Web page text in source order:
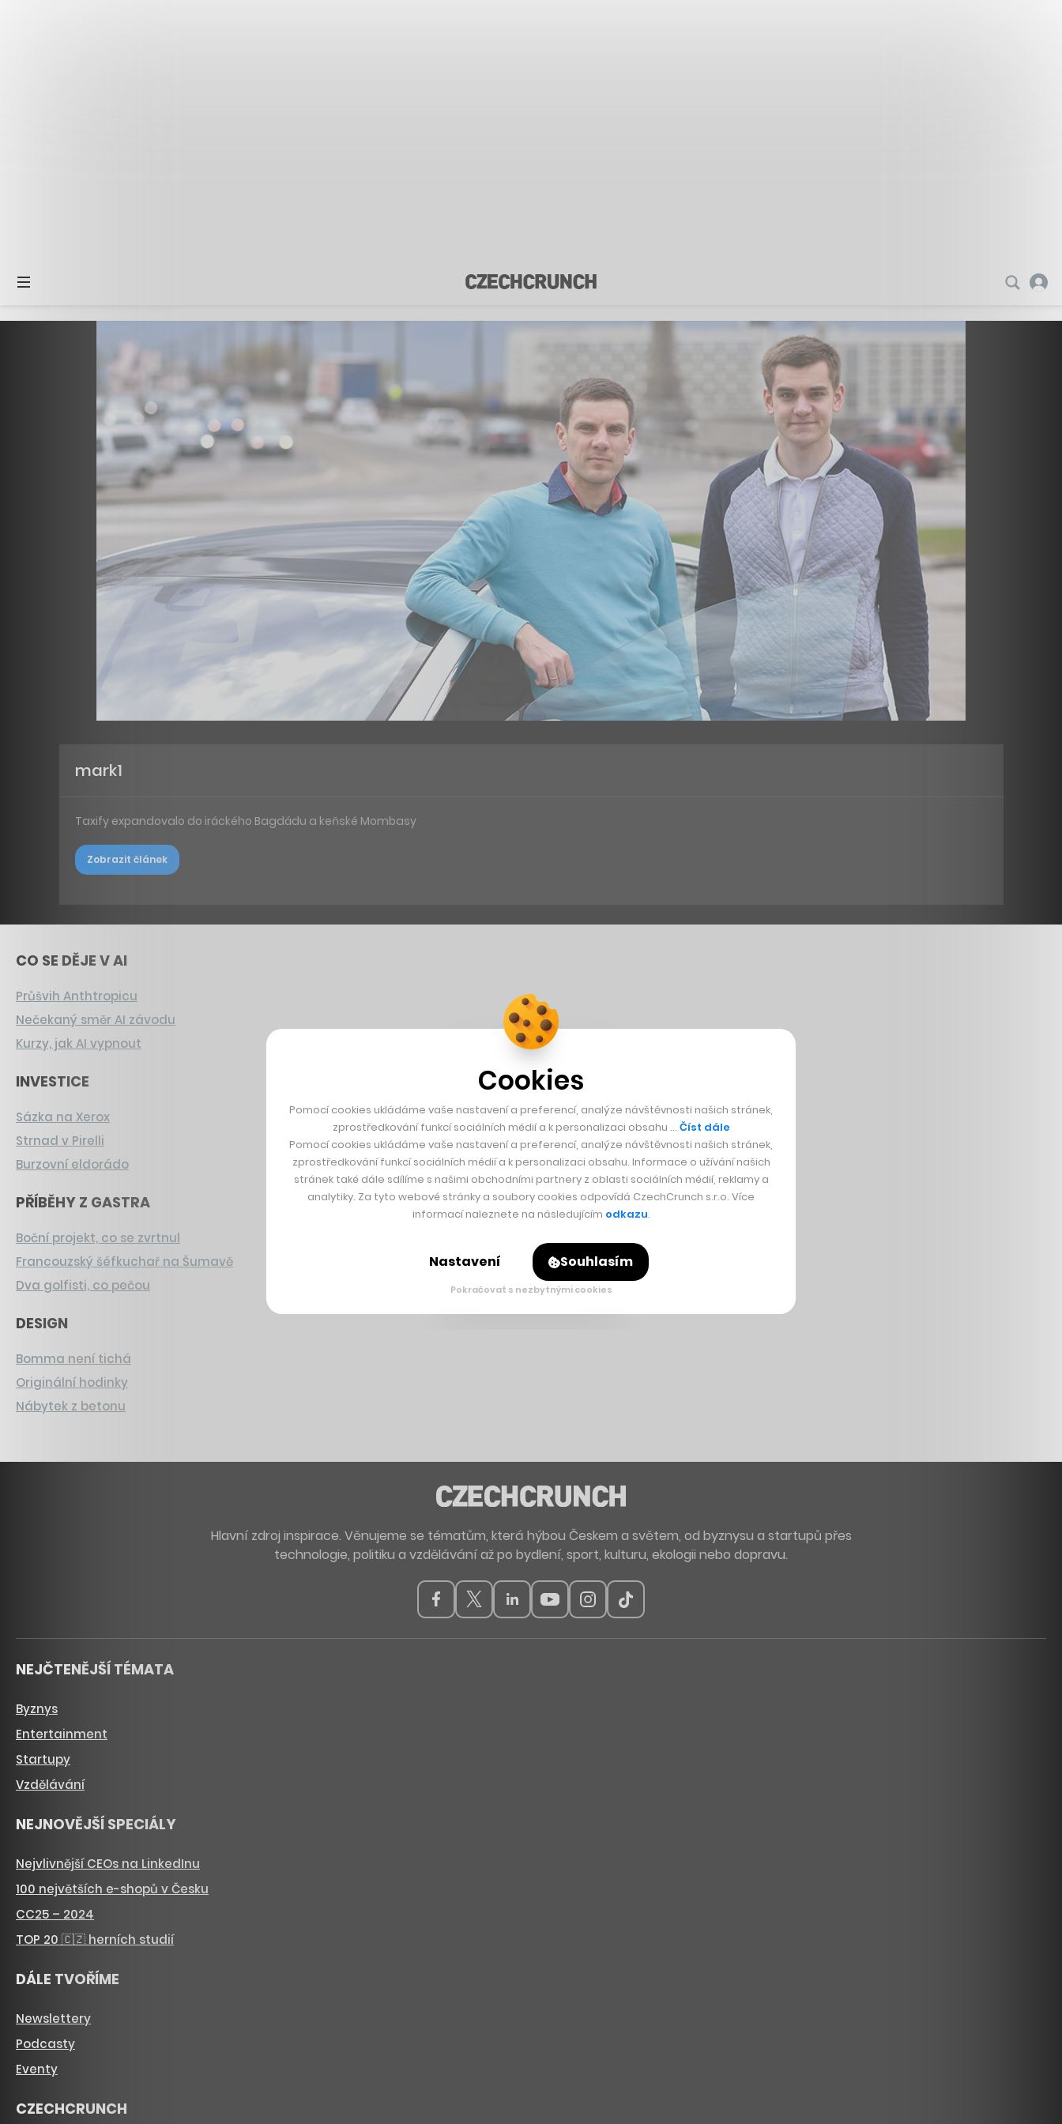
mark1
Taxify expandovalo do iráckého Bagdádu a keňské Mombasy
Zobrazit článek
CO SE DĚJE V AI
Průšvih Anthtropicu
Nečekaný směr AI závodu
Kurzy, jak AI vypnout
INVESTICE
Sázka na Xerox
Strnad v Pirelli
Burzovní eldorádo
PŘÍBĚHY Z GASTRA
Boční projekt, co se zvrtnul
Francouzský šéfkuchař na Šumavě
Dva golfisti, co pečou
DESIGN
Bomma není tichá
Originální hodinky
Nábytek z betonu
Hlavní zdroj inspirace. Věnujeme se tématům, která hýbou Českem a světem, od byznysu a startupů přes
technologie, politiku a vzdělávání až po bydlení, sport, kulturu, ekologii nebo dopravu.
NEJČTENĚJŠÍ TÉMATA
Byznys
Entertainment
Startupy
Vzdělávání
NEJNOVĚJŠÍ SPECIÁLY
Nejvlivnější CEOs na LinkedInu
100 největších e-shopů v Česku
CC25 – 2024
TOP 20 🇨🇿 herních studií
DÁLE TVOŘÍME
Newslettery
Podcasty
Eventy
CZECHCRUNCH
Cookies
Pomocí cookies ukládáme vaše nastavení a preferencí, analýze návštěvnosti našich stránek,
zprostředkování funkcí sociálních médií a k personalizaci obsahu … Číst dále
Pomocí cookies ukládáme vaše nastavení a preferencí, analýze návštěvnosti našich stránek,
zprostředkování funkcí sociálních médií a k personalizaci obsahu. Informace o užívání našich
stránek také dále sdílíme s našimi obchodními partnery z oblasti sociálních médií, reklamy a
analytiky. Za tyto webové stránky a soubory cookies odpovídá CzechCrunch s.r.o. Více
informací naleznete na následujícím odkazu.
Nastavení Souhlasím
Pokračovat s nezbytnými cookies